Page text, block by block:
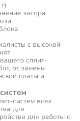
засора
с высокой
сплит-
от замены
платы и
систем всех
для
для работы с